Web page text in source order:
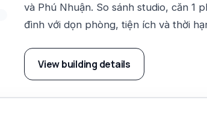
và Phú Nhuận. So sánh studio, căn 1
đình với dọn phòng, tiện ích và thời
View building details